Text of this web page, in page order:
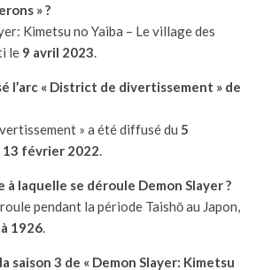
» ?
Kimetsu no Yaiba – Le village des
le 9 avril 2023
l’arc « District de divertissement » de
» a été diffusé du 5
13 février 2022
à laquelle se déroule Demon Slayer ?
pendant la période Taishō au Japon,
1926
saison 3 de « Demon Slayer: Kimetsu